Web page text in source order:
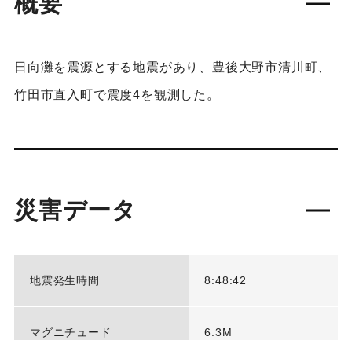
日向灘を震源とする地震があり、豊後大野市清川町、
竹田市直入町で震度4を観測した。
災害データ
地震発生時間 8:48:42
マグニチュード 6.3M